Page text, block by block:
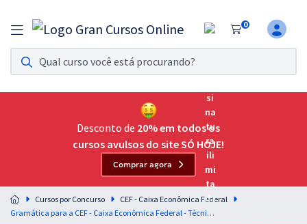
0
Assinatura Ilimitada 11
Acesso a todos os cursos. Teste grátis por 7 dias!
Assinatura OAB Até Passar
Acesso ilimitado a toda preparação para o Exame da
Residências Multiprofissionais
Preparação completa e intensiva para as principais
residências em saúde do Brasil
Desconto de 20% em todos os
cursos avulsos do site SÓ HOJE!
Comprar agora
Cursos por Concurso
CEF - Caixa Econômica Federal
Gramática para a CEF - Caixa Econômica Federal - Técnico Bancário Novo - Professor: Elias Santana